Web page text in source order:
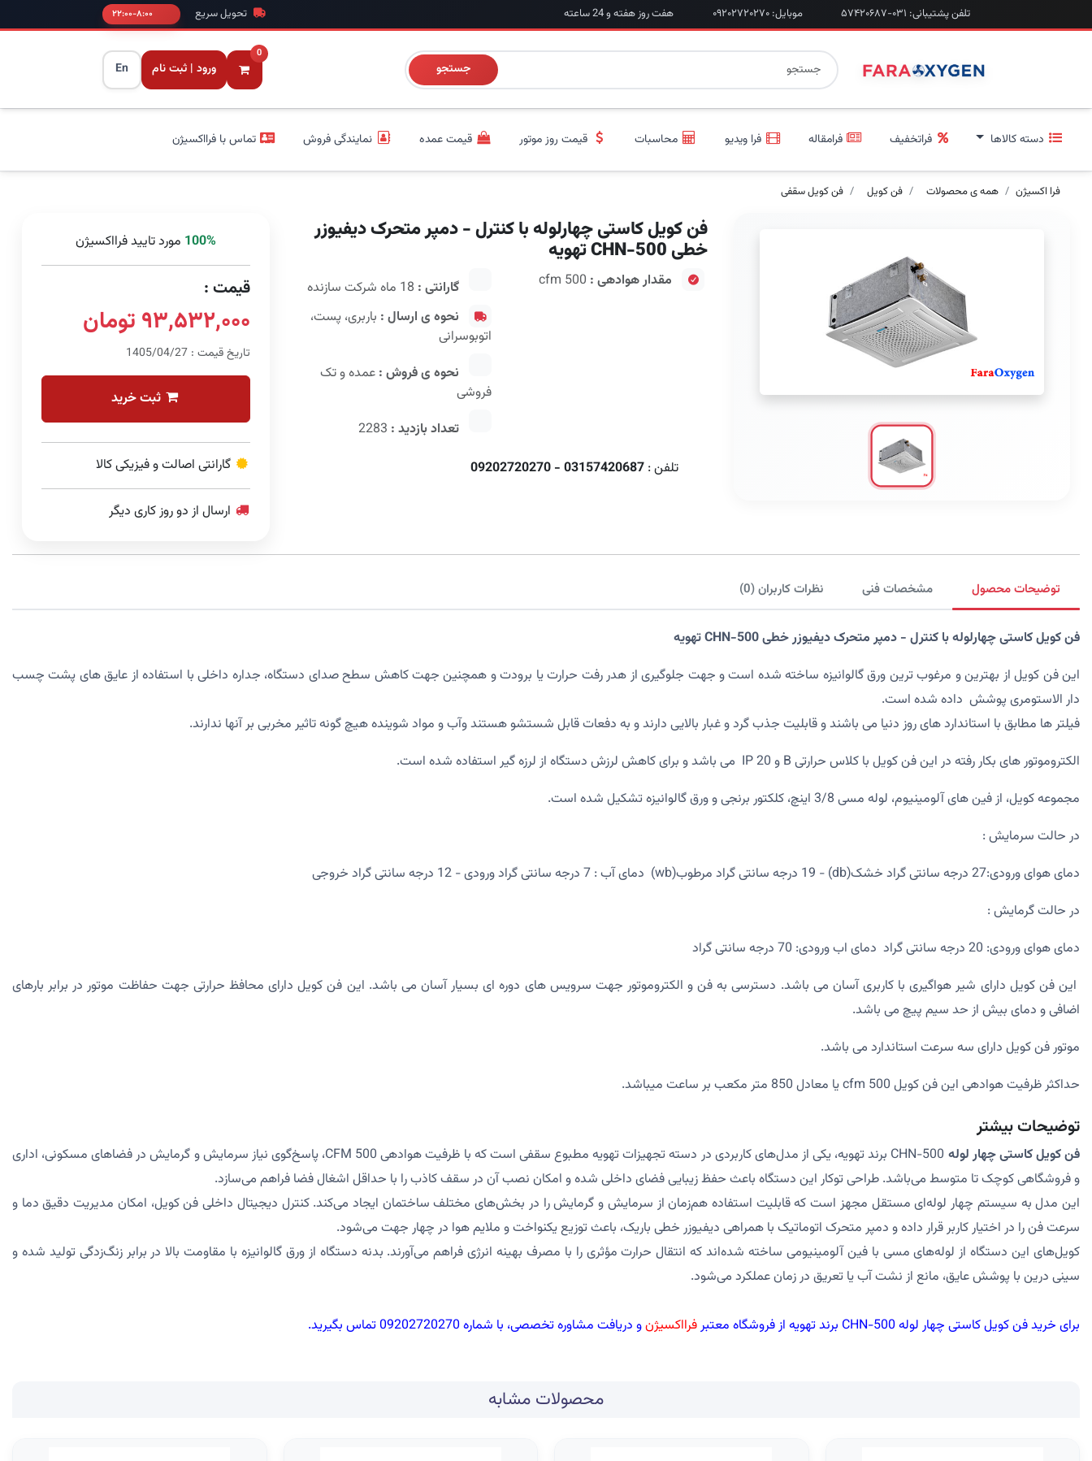
تلفن پشتیبانی: ۰۳۱-۵۷۴۲۰۶۸۷ موبایل: ۰۹۲۰۲۷۲۰۲۷۰ هفت روز هفته و 24 ساعته تحویل سریع
جستجو
0
ورود | ثبت نام En
دسته کالاها فراتخفیف فرامقاله فرا ویدیو محاسبات قیمت روز موتور قیمت عمده نمایندگی فروش تماس با فرااکسیژن
فرا اکسیژن همه ی محصولات فن کویل فن کویل سقفی
فن کویل کاستی چهارلوله با کنترل - دمپر متحرک دیفیوزر
خطی CHN-500 تهویه
مقدار هوادهی : گارانتی :
نحوه ی ارسال : باربری، پست،
اتوبوسرانی
نحوه ی فروش : عمده و تک
فروشی
تعداد بازدید :
تلفن : 03157420687 - 09202720270
100% مورد تایید فرااکسیژن
قیمت :
۹۳,۵۳۲,۰۰۰ تومان
تاریخ قیمت : 1405/04/27
ثبت خرید
گارانتی اصالت و فیزیکی کالا
ارسال از دو روز کاری دیگر
توضیحات محصول مشخصات فنی نظرات کاربران (0)
فن کویل کاستی چهارلوله با کنترل - دمپر متحرک دیفیوزر خطی CHN-500 تهویه
این فن کویل از بهترین و مرغوب ترین ورق گالوانیزه ساخته شده است و جهت جلوگیری از هدر رفت حرارت یا برودت و همچنین جهت کاهش سطح صدای دستگاه، جداره داخلی با استفاده از عایق های پشت چسب
دار الاستومری پوشش داده شده است.
فیلتر ها مطابق با استاندارد های روز دنیا می باشند و قابلیت جذب گرد و غبار بالایی دارند و به دفعات قابل شستشو هستند وآب و مواد شوینده هیچ گونه تاثیر مخربی بر آنها ندارند.
الکتروموتور های بکار رفته در این فن کویل با کلاس حرارتی B و IP 20 می باشد و برای کاهش لرزش دستگاه از لرزه گیر استفاده شده است.
مجموعه کویل، از فین های آلومینیوم، لوله مسی 3/8 اینچ، کلکتور برنجی و ورق گالوانیزه تشکیل شده است.
در حالت سرمایش :
دمای هوای ورودی:27 درجه سانتی گراد خشک(db) - 19 درجه سانتی گراد مرطوب(wb) دمای آب : 7 درجه سانتی گراد ورودی - 12 درجه سانتی گراد خروجی
در حالت گرمایش :
دمای هوای ورودی: 20 درجه سانتی گراد دمای اب ورودی: 70 درجه سانتی گراد
این فن کویل دارای شیر هواگیری با کاربری آسان می باشد. دسترسی به فن و الکتروموتور جهت سرویس های دوره ای بسیار آسان می باشد. این فن کویل دارای محافظ حرارتی جهت حفاظت موتور در برابر بارهای
اضافی و دمای بیش از حد سیم پیچ می باشد.
موتور فن کویل دارای سه سرعت استاندارد می باشد.
حداکثر ظرفیت هوادهی این فن کویل 500 cfm یا معادل 850 متر مکعب بر ساعت میباشد.
توضیحات بیشتر
فن کویل کاستی چهار لوله
CHN-500 برند تهویه، یکی از مدل‌های کاربردی در دسته تجهیزات تهویه مطبوع سقفی است که با ظرفیت هوادهی 500 CFM، پاسخ‌گوی نیاز سرمایش و گرمایش در فضاهای مسکونی، اداری
و فروشگاهی کوچک تا متوسط می‌باشد. طراحی توکار این دستگاه باعث حفظ زیبایی فضای داخلی شده و امکان نصب آن در سقف کاذب را با حداقل اشغال فضا فراهم می‌سازد.
این مدل به سیستم چهار لوله‌ای مستقل مجهز است که قابلیت استفاده هم‌زمان از سرمایش و گرمایش را در بخش‌های مختلف ساختمان ایجاد می‌کند. کنترل دیجیتال داخلی فن کویل، امکان مدیریت دقیق دما و
سرعت فن را در اختیار کاربر قرار داده و دمپر متحرک اتوماتیک با همراهی دیفیوزر خطی باریک، باعث توزیع یکنواخت و ملایم هوا در چهار جهت می‌شود.
کویل‌های این دستگاه از لوله‌های مسی با فین آلومینیومی ساخته شده‌اند که انتقال حرارت مؤثری را با مصرف بهینه انرژی فراهم می‌آورند. بدنه دستگاه از ورق گالوانیزه با مقاومت بالا در برابر زنگ‌زدگی تولید شده و
سینی درین با پوشش عایق، مانع از نشت آب یا تعریق در زمان عملکرد می‌شود.
برای خرید فن کویل کاستی چهار لوله CHN-500 برند تهویه از فروشگاه معتبر فرااکسیژنو دریافت مشاوره تخصصی، با شماره 09202720270 تماس بگیرید.
محصولات مشابه